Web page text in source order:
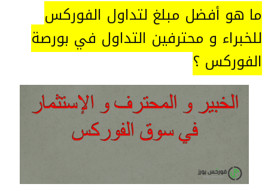
ما هو أفضل مبلغ لتداول الفوركس
للخبراء و محترفين التداول في بورصة
الفوركس ؟